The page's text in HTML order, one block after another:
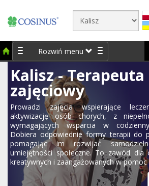
Rozwiń menu
Kalisz - Terapeuta
zajęciowy
Prowadzi zajęcia wspierające
aktywizację osób chorych, z
wymagających wsparcia w
Dobiera odpowiednie formy terapii do
pomagając im rozwijać
umiejętności społeczne. To zawód dla
kreatywnych i zaangażowanych w pomoc